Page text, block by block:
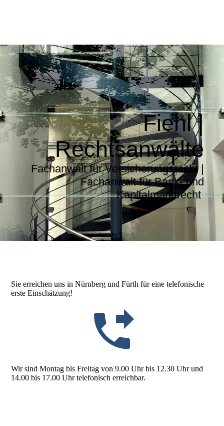
Fiehl |
Rechtsanwälte
Fachanwalt für Versicherungsrecht |
Fachanwalt für Bank- und
Kapitalmarktrecht
Sie erreichen uns in Nürnberg und Fürth für eine telefonische
erste Einschätzung!
Wir sind Montag bis Freitag von 9.00 Uhr bis 12.30 Uhr und
14.00 bis 17.00 Uhr telefonisch erreichbar.